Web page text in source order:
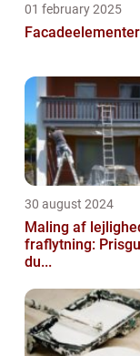
01 february 2025
Facadeelementer
30 august 2024
Maling af
fraflytning:
du...